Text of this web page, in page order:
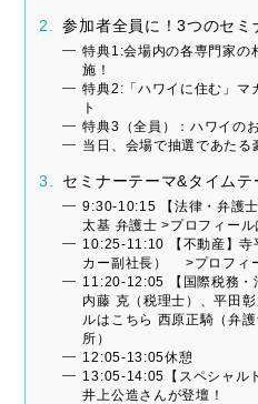
参加者全員に！3つのセミ
特典1:会場内の各専門家の
施！
特典2:「ハワイに住む」マ
ト
特典3（全員）：ハワイの
当日、会場で抽選であたる
セミナーテーマ&タイムテ
9:30-10:15 【法律・弁護
太基 弁護士 >プロフィール
10:25-11:10 【不動産】寺
カー副社長） >プロフィ
11:20-12:05 【国際税務・
内藤 克（税理士）、平田
ルはこちら 西原正騎（弁
所）
12:05-13:05休憩
13:05-14:05【スペシャル
井上公造さんが登壇！